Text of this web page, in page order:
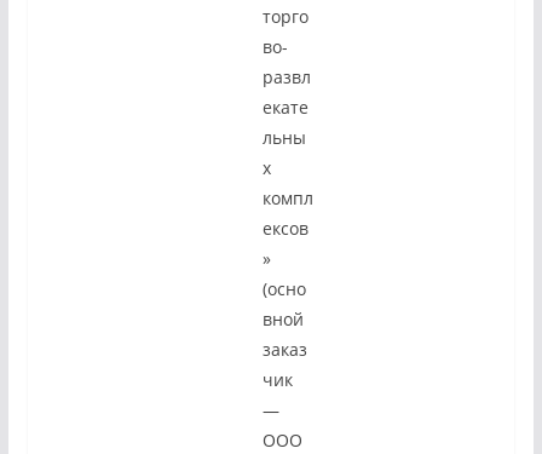
торго
во-
развл
екате
льны
х
компл
ексов
»
(осно
вной
заказ
чик
—
ООО